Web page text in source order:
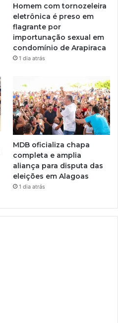
Homem com tornozeleira
eletrônica é preso em
flagrante por
importunação sexual em
condomínio de Arapiraca
1 dia atrás
MDB oficializa chapa
completa e amplia
aliança para disputa das
eleições em Alagoas
1 dia atrás